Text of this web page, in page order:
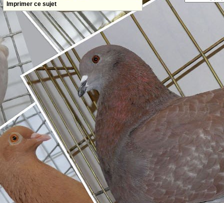
Imprimer ce sujet